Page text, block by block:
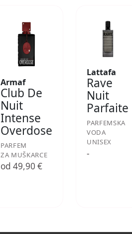
Armaf
Club De
Nuit
Intense
Overdose
PARFEM
ZA MUŠKARCE
od 49,90 €
Lattafa
Rave
Nuit
Parfaite
PARFEMSKA
VODA
UNISEX
-